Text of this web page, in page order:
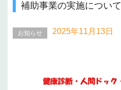
補助事業の実施について
2025年11月13日
お知らせ